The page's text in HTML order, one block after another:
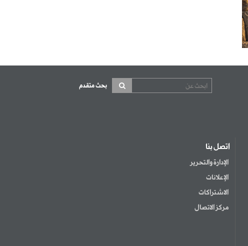
بحث متقدم
اتصل بنا
الإدارة والتحرير
الإعلانات
الاشتراكات
مركز الاتصال